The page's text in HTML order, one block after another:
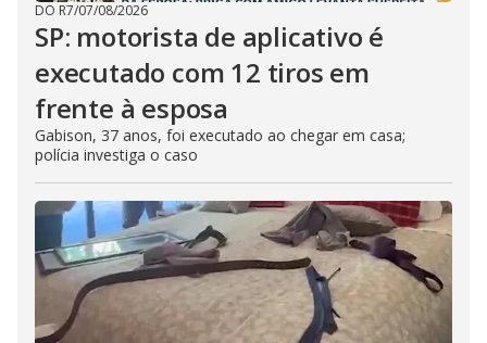
DO R7/07/08/2026
SP: motorista de aplicativo é
executado com 12 tiros em
frente à esposa
Gabison, 37 anos, foi executado ao chegar em casa;
polícia investiga o caso